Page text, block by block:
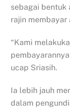
sebagai bentuk
rajin membayar
“Kami
ucap Sriasih.
Ia lebih jauh
dalam